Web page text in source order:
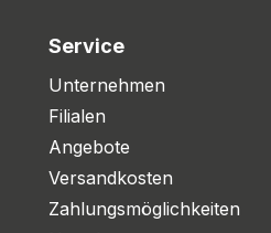
Service
Unternehmen
Filialen
Angebote
Versandkosten
Zahlungsmöglichkeiten